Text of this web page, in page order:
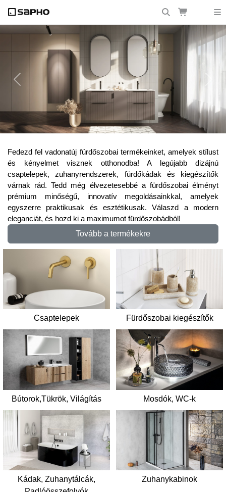
Previous
trendekkel!
Fedezd fel vadonatúj fürdőszobai termékeinket, amelyek stílust
és kényelmet visznek otthonodba! A legújabb dizájnú
csaptelepek, zuhanyrendszerek, fürdőkádak és kiegészítők
várnak rád. Tedd még élvezetesebbé a fürdőszobai élményt
prémium minőségű, innovatív megoldásainkkal, amelyek
egyszerre praktikusak és esztétikusak. Válaszd a modern
eleganciát, és hozd ki a maximumot fürdőszobádból!
Tovább a termékekre
Csaptelepek Fürdőszobai kiegészítők
Bútorok,Tükrök, Világítás Mosdók, WC-k
Kádak, Zuhanytálcák,
Zuhanykabinok